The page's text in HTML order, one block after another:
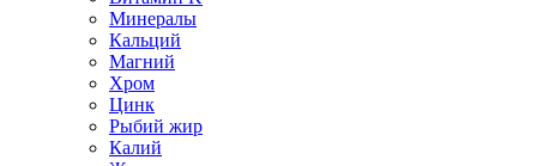
Минералы
Кальций
Магний
Хром
Цинк
Рыбий жир
Калий